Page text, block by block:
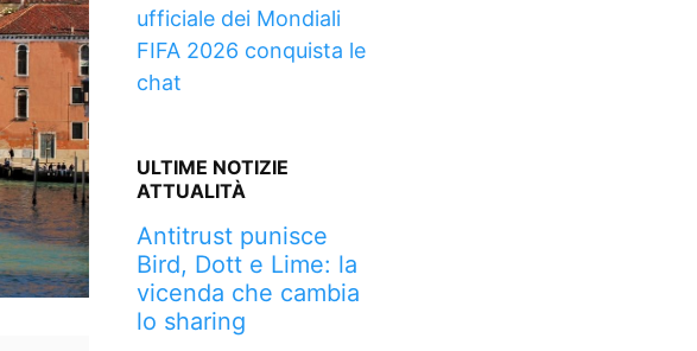
ufficiale dei Mondiali
FIFA 2026 conquista le
chat
ULTIME NOTIZIE
ATTUALITÀ
Antitrust punisce
Bird, Dott e Lime: la
vicenda che cambia
lo sharing